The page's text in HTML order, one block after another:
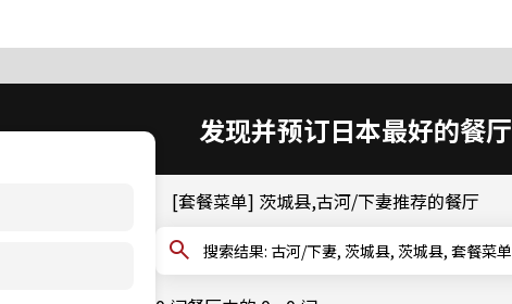
发现并预订日本最好的餐厅
[套餐菜单] 茨城县,古河/下妻推荐的餐厅
搜索结果: 古河/下妻, 茨城县, 茨城县, 套餐菜单